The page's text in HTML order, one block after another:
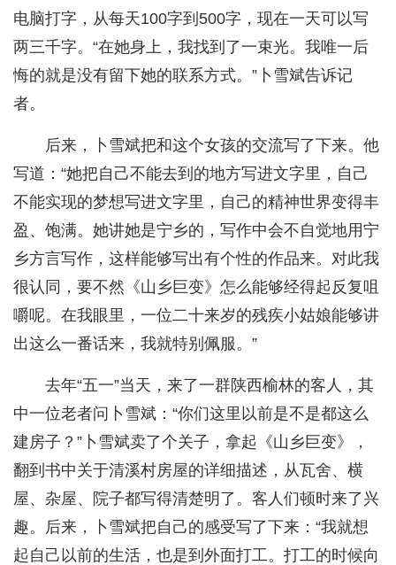
电脑打字，从每天100字到500字，现在一天可以写
两三千字。“在她身上，我找到了一束光。我唯一后
悔的就是没有留下她的联系方式。”卜雪斌告诉记
者。
后来，卜雪斌把和这个女孩的交流写了下来。他
写道：“她把自己不能去到的地方写进文字里，自己
不能实现的梦想写进文字里，自己的精神世界变得丰
盈、饱满。她讲她是宁乡的，写作中会不自觉地用宁
乡方言写作，这样能够写出有个性的作品来。对此我
很认同，要不然《山乡巨变》怎么能够经得起反复咀
嚼呢。在我眼里，一位二十来岁的残疾小姑娘能够讲
出这么一番话来，我就特别佩服。”
去年“五一”当天，来了一群陕西榆林的客人，其
中一位老者问卜雪斌：“你们这里以前是不是都这么
建房子？”卜雪斌卖了个关子，拿起《山乡巨变》，
翻到书中关于清溪村房屋的详细描述，从瓦舍、横
屋、杂屋、院子都写得清楚明了。客人们顿时来了兴
趣。后来，卜雪斌把自己的感受写了下来：“我就想
起自己以前的生活，也是到外面打工。打工的时候向